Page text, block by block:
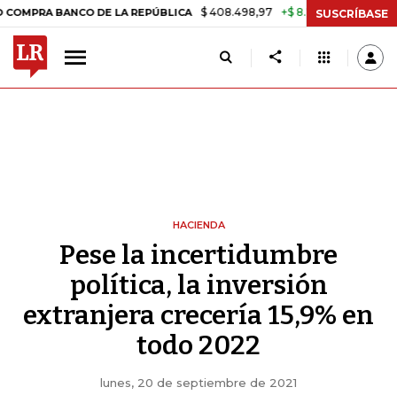
BANCO DE LA REPÚBLICA $ 408.498,97 +$ 8.753,81 +2,19% TASA
SUSCRÍBASE
HACIENDA
Pese la incertidumbre
política, la inversión
extranjera crecería 15,9% en
todo 2022
lunes, 20 de septiembre de 2021